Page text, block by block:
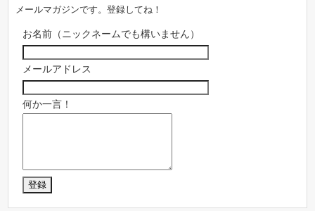
メールマガジンです。登録してね！
お名前（ニックネームでも構いません）
メールアドレス
何か一言！